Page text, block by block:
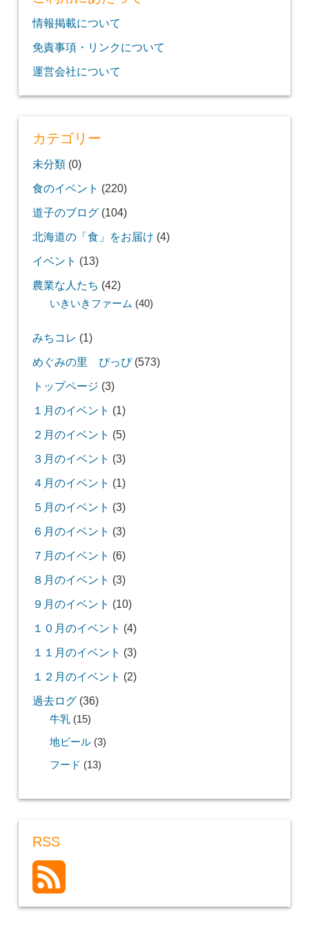
情報掲載について
免責事項・リンクについて
運営会社について
カテゴリー
未分類(0)
食のイベント (220)
道子のブログ(104)
北海道の「食」をお届け (4)
イベント (13)
農業な人たち (42)
いきいきファーム (40)
みちコレ (1)
めぐみの里 ぴっぴ(573)
トップページ (3)
１月のイベント (1)
２月のイベント (5)
３月のイベント (3)
４月のイベント (1)
５月のイベント (3)
６月のイベント (3)
７月のイベント (6)
８月のイベント (3)
９月のイベント (10)
１０月のイベント (4)
１１月のイベント (3)
１２月のイベント (2)
過去ログ(36)
牛乳(15)
地ビール(3)
フード (13)
RSS